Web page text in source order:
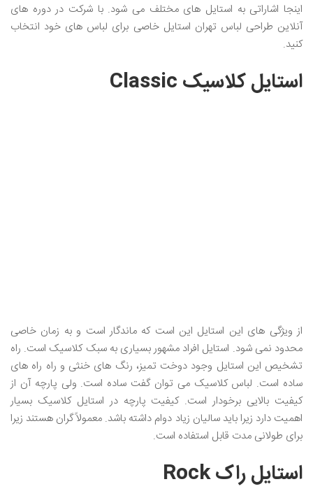
اینجا اشاراتی به استایل های مختلف می شود. با شرکت در دوره های
آنلاین طراحی لباس تهران استایل خاصی برای لباس های خود انتخاب
کنید.
استایل کلاسیک Classic
از ویژگی های این استایل این است که ماندگار است و به زمان خاصی
محدود نمی شود. استایل افراد مشهور بسیاری به سبک کلاسیک است. راه
تشخیص این استایل وجود دوخت تمیز، رنگ های خنثی و راه راه های
ساده است. لباس کلاسیک می توان گفت ساده است. ولی پارچه آن از
کیفیت بالایی برخودار است. کیفیت پارچه در استایل کلاسیک بسیار
اهمیت دارد زیرا باید سالیان زیاد دوام داشته باشد. معمولاً گران هستند زیرا
برای طولانی مدت قابل استفاده است.
استایل راک Rock